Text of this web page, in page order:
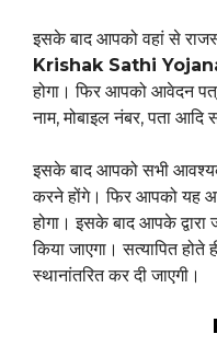
इसके बाद आपको वहां से
Krishak Sathi
होगा। फिर आपको आवेदन
नाम, मोबाइल नंबर, पता आदि
इसके बाद आपको सभी
करने होंगे। फिर आपको यह
होगा। इसके बाद आपके द्वारा
किया जाएगा। सत्यापित
स्थानांतरित कर दी जाएगी।